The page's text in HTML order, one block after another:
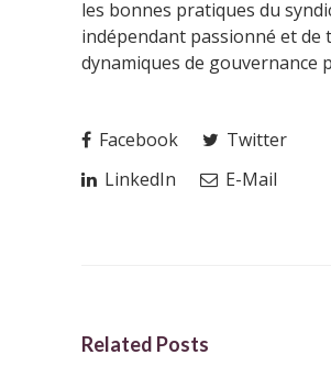
les bonnes pratiques du
indépendant passionné et de
dynamiques de gouvernance
Facebook
Twitter
LinkedIn
E-Mail
Related Posts